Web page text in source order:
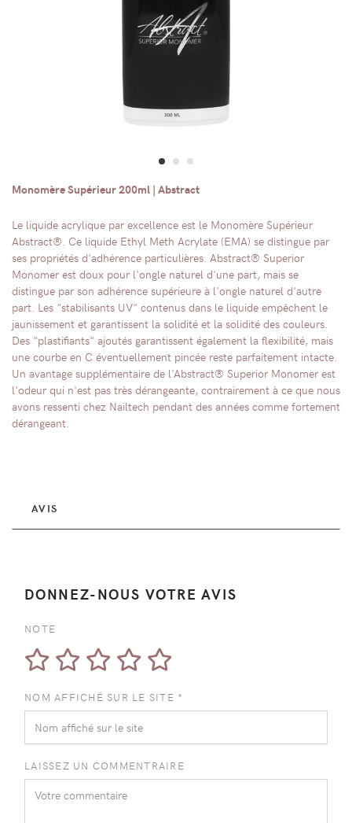
Monomère Supérieur 200ml | Abstract
Le liquide acrylique par excellence est le Monomère Supérieur
Abstract®. Ce liquide Ethyl Meth Acrylate (EMA) se distingue par
ses propriétés d'adhérence particulières. Abstract® Superior
Monomer est doux pour l'ongle naturel d'une part, mais se
distingue par son adhérence supérieure à l'ongle naturel d'autre
part. Les "stabilisants UV" contenus dans le liquide empêchent le
jaunissement et garantissent la solidité et la solidité des couleurs.
Des "plastifiants" ajoutés garantissent également la flexibilité, mais
une courbe en C éventuellement pincée reste parfaitement intacte.
Un avantage supplémentaire de l'Abstract® Superior Monomer est
l'odeur qui n'est pas très dérangeante, contrairement à ce que nous
avons ressenti chez Nailtech pendant des années comme fortement
dérangeant.
AVIS
DONNEZ-NOUS VOTRE AVIS
NOTE
NOM AFFICHÉ SUR LE SITE *
LAISSEZ UN COMMENTRAIRE